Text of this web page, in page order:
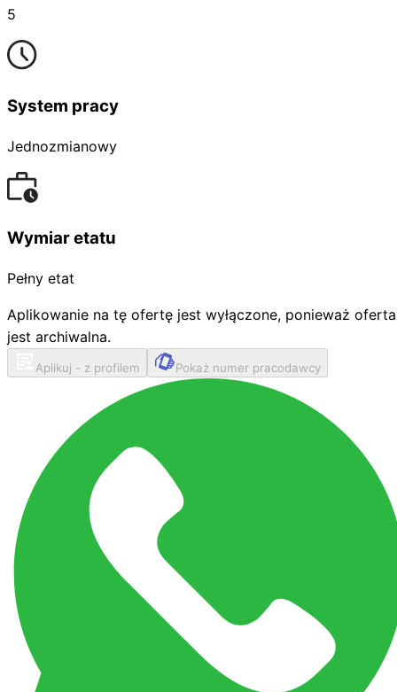
5
System pracy
Jednozmianowy
Wymiar etatu
Pełny etat
Aplikowanie na tę ofertę jest wyłączone, ponieważ oferta
jest archiwalna.
Aplikuj - z profilem Pokaż numer pracodawcy